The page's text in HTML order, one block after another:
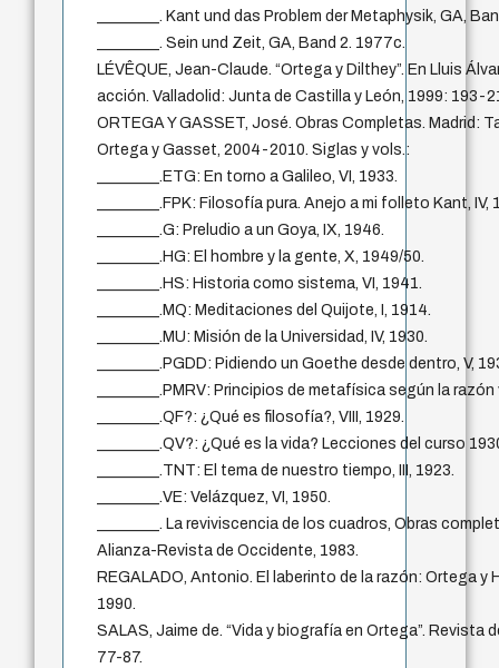
________. Kant und das Problem der Metaphysik, GA,
________. Sein und Zeit, GA, Band 2. 1977c.
LÉVÊQUE, Jean-Claude. “Ortega y Dilthey”. En Lluis
acción. Valladolid: Junta de Castilla y León, 1999: 193-
ORTEGA Y GASSET, José. Obras Completas. Madrid:
Ortega y Gasset, 2004-2010. Siglas y vols.:
________.ETG: En torno a Galileo, VI, 1933.
________.FPK: Filosofía pura. Anejo a mi folleto Kant, IV,
________.G: Preludio a un Goya, IX, 1946.
________.HG: El hombre y la gente, X, 1949/50.
________.HS: Historia como sistema, VI, 1941.
________.MQ: Meditaciones del Quijote, I, 1914.
________.MU: Misión de la Universidad, IV, 1930.
________.PGDD: Pidiendo un Goethe desde dentro, V,
________.PMRV: Principios de metafísica según la
________.QF?: ¿Qué es filosofía?, VIII, 1929.
________.QV?: ¿Qué es la vida? Lecciones del curso
________.TNT: El tema de nuestro tiempo, III, 1923.
________.VE: Velázquez, VI, 1950.
________. La reviviscencia de los cuadros, Obras
Alianza-Revista de Occidente, 1983.
REGALADO, Antonio. El laberinto de la razón: Ortega y
1990.
SALAS, Jaime de. “Vida y biografía en Ortega”.
77-87.